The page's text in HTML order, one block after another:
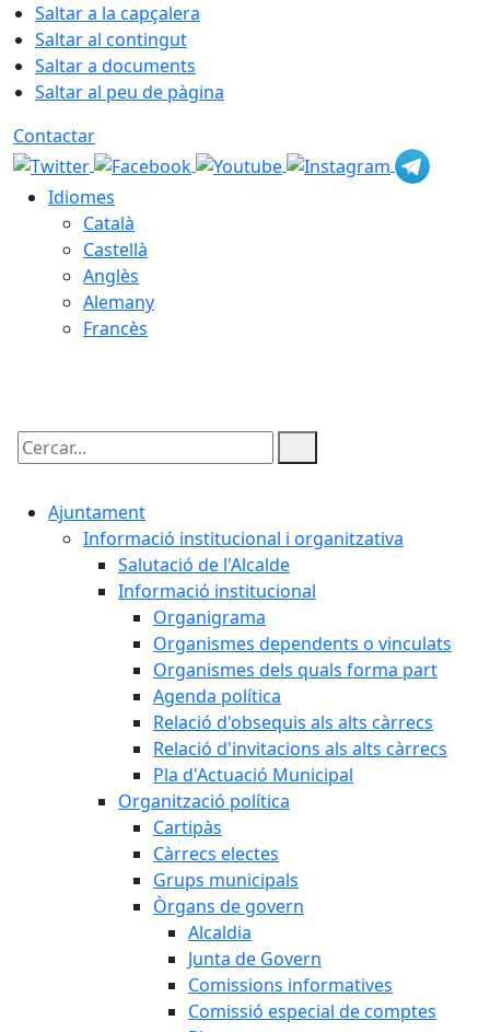
Saltar a la capçalera
Saltar al contingut
Saltar a documents
Saltar al peu de pàgina
Contactar
Idiomes
Català
Castellà
Anglès
Alemany
Francès
Cercar:
Ajuntament
Informació institucional i organitzativa
Salutació de l'Alcalde
Informació institucional
Organigrama
Organismes dependents o vinculats
Organismes dels quals forma part
Agenda política
Relació d'obsequis als alts càrrecs
Relació d'invitacions als alts càrrecs
Pla d'Actuació Municipal
Organització política
Cartipàs
Càrrecs electes
Grups municipals
Òrgans de govern
Alcaldia
Junta de Govern
Comissions informatives
Comissió especial de comptes